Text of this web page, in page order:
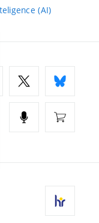
(AI)